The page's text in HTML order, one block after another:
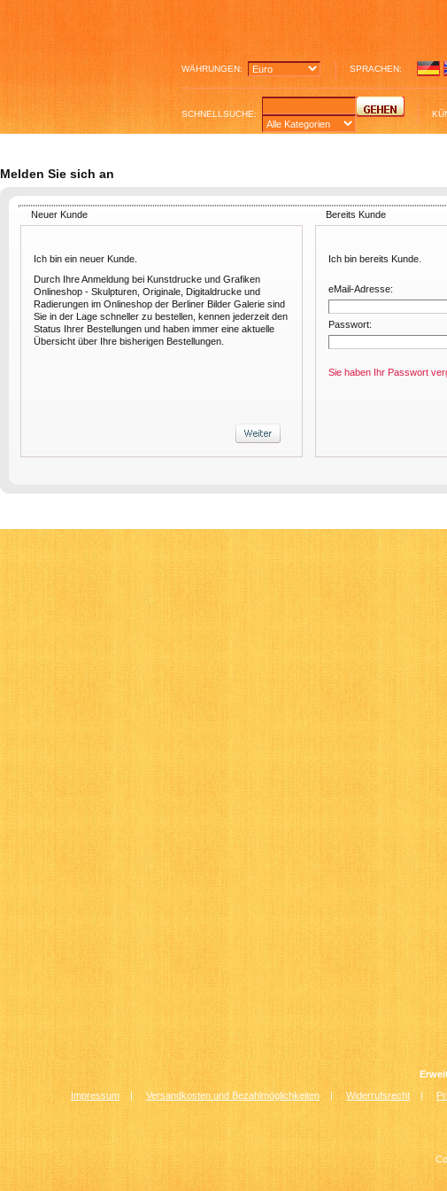
WÄHRUNGEN: SPRACHEN:
SCHNELLSUCHE:
Melden Sie sich an
Neuer Kunde Bereits Kunde
Ich bin ein neuer Kunde.
Durch Ihre Anmeldung bei Kunstdrucke und Grafiken
Onlineshop - Skulpturen, Originale, Digitaldrucke und
Radierungen im Onlineshop der Berliner Bilder Galerie sind
Sie in der Lage schneller zu bestellen, kennen jederzeit den
Status Ihrer Bestellungen und haben immer eine aktuelle
Übersicht über Ihre bisherigen Bestellungen.
Ich bin bereits Kunde.
eMail-Adresse:
Passwort:
Sie haben Ihr Passwort
Impressum | Versandkosten und Bezahlmöglichkeiten|Widerrufsrecht |